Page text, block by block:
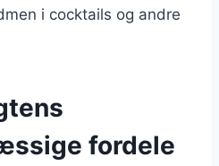
i cocktails og andre
fordele